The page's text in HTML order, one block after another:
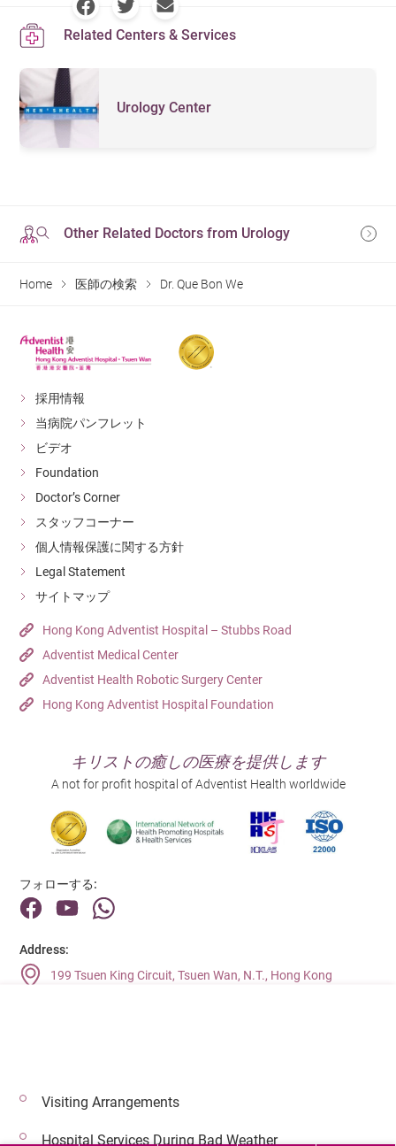
Related Centers & Services
Urology Center
Other Related Doctors from Urology
Home 医師の検索 Dr. Que Bon We
採用情報
当病院パンフレット
ビデオ
Foundation
Doctor’s Corner
スタッフコーナー
個人情報保護に関する方針
Legal Statement
サイトマップ
Hong Kong Adventist Hospital – Stubbs Road
Adventist Medical Center
Adventist Health Robotic Surgery Center
Hong Kong Adventist Hospital Foundation
キリストの癒しの医療を提供します
A not for profit hospital of Adventist Health worldwide
フォローする:
Address:
199 Tsuen King Circuit, Tsuen Wan, N.T., Hong Kong
© 2026 著作権©アドベンティストヘルス 無断転載を禁じます。
Visiting Arrangements
Hospital Services During Bad Weather